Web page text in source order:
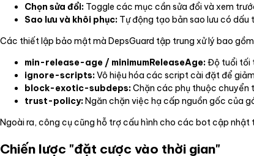
Chọn sửa đổi: Toggle các mục cần sửa đổi và xem
Sao lưu và khôi phục: Tự động tạo bản sao lưu có
Các thiết lập bảo mật mà DepsGuard tập trung xử lý bao
min-release-age / minimumReleaseAge:Độ tuổi tối
ignore-scripts:Vô hiệu hóa các script cài đặt để
block-exotic-subdeps:Chặn các phụ thuộc chuyển
trust-policy:Ngăn chặn việc hạ cấp nguồn gốc của
Ngoài ra, công cụ cũng hỗ trợ cấu hình cho các bot cập nhật
Chiến lược "đặt cược vào thời gian"